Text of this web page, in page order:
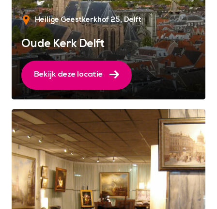
Heilige Geestkerkhof 25 Delft
Oude Kerk Delft
Bekijk deze locatie